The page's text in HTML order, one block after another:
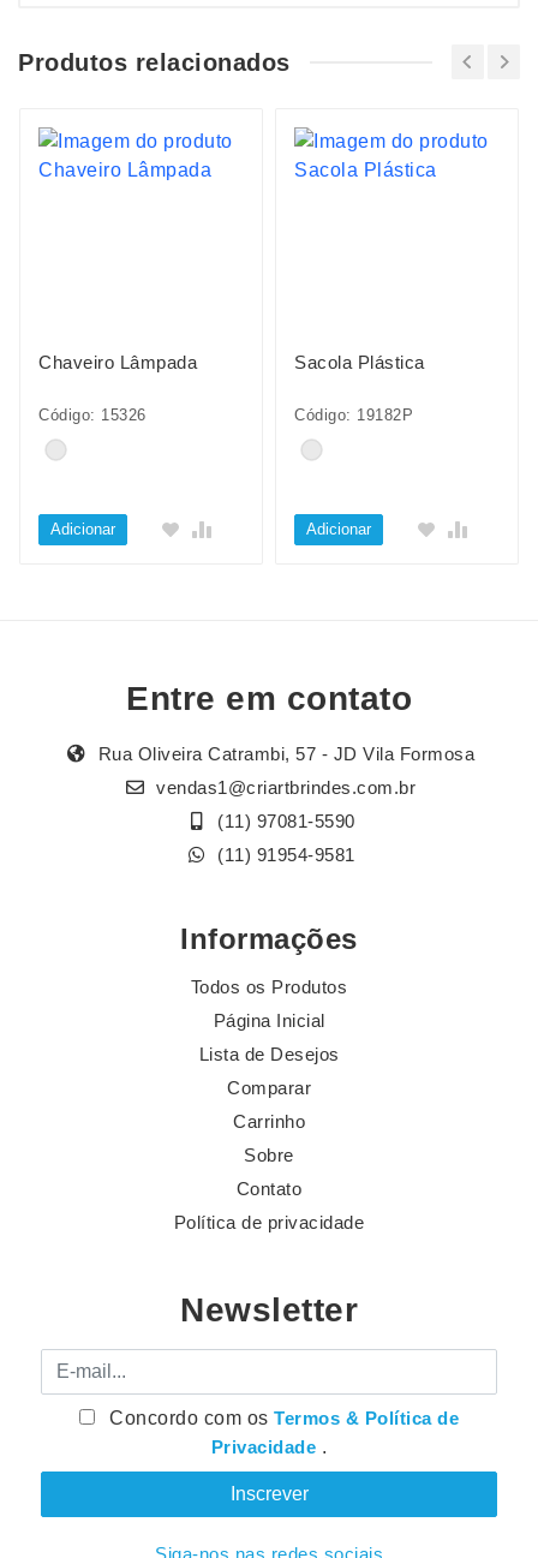
Produtos relacionados
Chaveiro Lâmpada
Código: 15326
Adicionar
Sacola Plástica
Código: 19182P
Adicionar
Entre em contato
Rua Oliveira Catrambi, 57 - JD Vila Formosa
vendas1@criartbrindes.com.br
(11) 97081-5590
(11) 91954-9581
Informações
Todos os Produtos
Página Inicial
Lista de Desejos
Comparar
Carrinho
Sobre
Contato
Política de privacidade
Newsletter
E-mail
Concordo com osTermos & Política de
Privacidade .